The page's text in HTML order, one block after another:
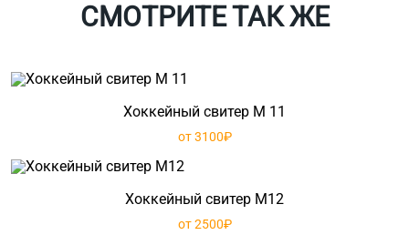
СМОТРИТЕ ТАК ЖЕ
Хоккейный свитер М 11
от 3100₽
Хоккейный свитер М12
от 2500₽